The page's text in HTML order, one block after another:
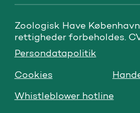
Zoologisk Have
rettigheder forbeholdes.
Whistleblower hotline
Cookies
Persondatapolitik